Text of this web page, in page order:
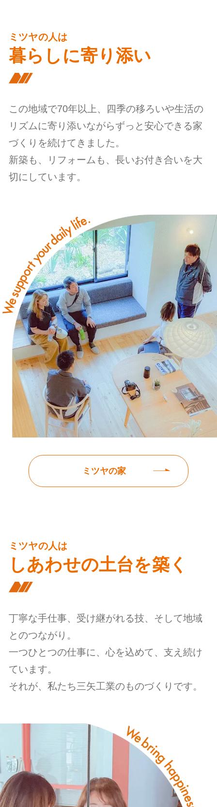
ミツヤの人は
暮らしに寄り添い
この地域で70年以上、四季の移ろいや生活の
リズムに寄り添いながらずっと安心できる家
づくりを続けてきました。
新築も、リフォームも、長いお付き合いを大
切にしています。
ミツヤの家
ミツヤの人は
しあわせの土台を築く
丁寧な手仕事、受け継がれる技、そして地域
とのつながり。
一つひとつの仕事に、心を込めて、支え続け
ています。
それが、私たち三矢工業のものづくりです。